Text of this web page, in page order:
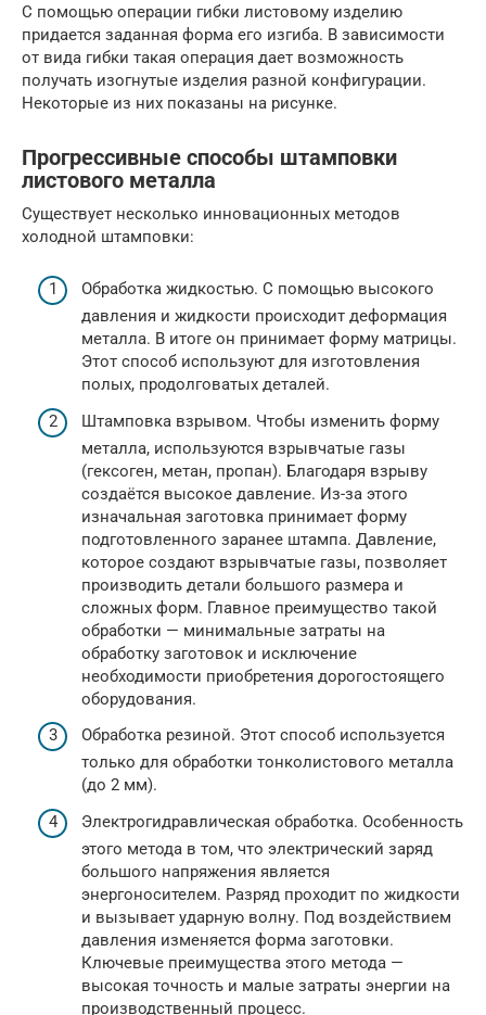
С помощью операции гибки листовому изделию
придается заданная форма его изгиба. В зависимости
от вида гибки такая операция дает возможность
получать изогнутые изделия разной конфигурации.
Некоторые из них показаны на рисунке.
Прогрессивные способы штамповки
листового металла
Существует несколько инновационных методов
холодной штамповки:
Обработка жидкостью. С помощью высокого
давления и жидкости происходит деформация
металла. В итоге он принимает форму матрицы.
Этот способ используют для изготовления
полых, продолговатых деталей.
Штамповка взрывом. Чтобы изменить форму
металла, используются взрывчатые газы
(гексоген, метан, пропан). Благодаря взрыву
создаётся высокое давление. Из-за этого
изначальная заготовка принимает форму
подготовленного заранее штампа. Давление,
которое создают взрывчатые газы, позволяет
производить детали большого размера и
сложных форм. Главное преимущество такой
обработки — минимальные затраты на
обработку заготовок и исключение
необходимости приобретения дорогостоящего
оборудования.
Обработка резиной. Этот способ используется
только для обработки тонколистового металла
(до 2 мм).
Электрогидравлическая обработка. Особенность
этого метода в том, что электрический заряд
большого напряжения является
энергоносителем. Разряд проходит по жидкости
и вызывает ударную волну. Под воздействием
давления изменяется форма заготовки.
Ключевые преимущества этого метода —
высокая точность и малые затраты энергии на
производственный процесс.